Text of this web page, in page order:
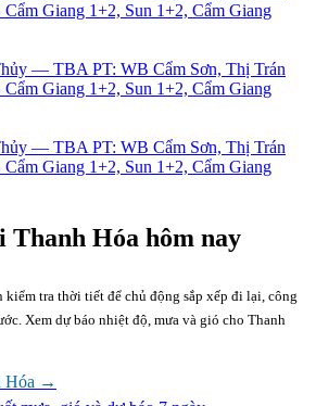
Giang 1+2, Sun 1+2, Cẩm Giang
— TBA PT: WB Cẩm Sơn, Thị Trán
Giang 1+2, Sun 1+2, Cẩm Giang
— TBA PT: WB Cẩm Sơn, Thị Trán
Giang 1+2, Sun 1+2, Cẩm Giang
Thanh Hóa hôm nay
kiểm tra thời tiết để chủ động sắp xếp đi lại, công
Xem dự báo nhiệt độ, mưa và gió cho Thanh
Hóa →